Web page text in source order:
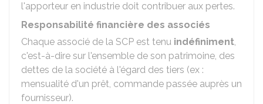
l'apporteur en industrie doit contribuer aux pertes.
Responsabilité financière des associés
Chaque associé de la SCP est tenu indéfiniment,
c'est-à-dire sur l'ensemble de son patrimoine, des
dettes de la société à l'égard des tiers (ex :
mensualité d'un prêt, commande passée auprès un
fournisseur).